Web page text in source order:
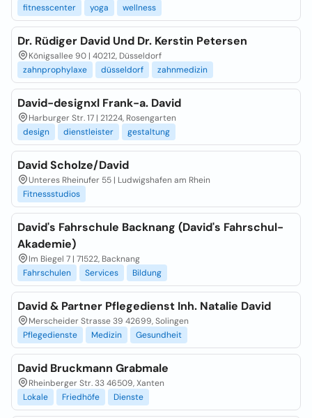
fitnesscenter
yoga wellness
Dr. Rüdiger David Und Dr. Kerstin Petersen
Königsallee 90 | 40212, Düsseldorf
zahnprophylaxe
düsseldorf zahnmedizin
David-designxl Frank-a. David
Harburger Str. 17 | 21224, Rosengarten
design
dienstleister gestaltung
David Scholze/David
Unteres Rheinufer 55 | Ludwigshafen am Rhein
Fitnessstudios
David's Fahrschule Backnang (David's Fahrschul-
Akademie)
Im Biegel 7 | 71522, Backnang
Fahrschulen
Services Bildung
David & Partner Pflegedienst Inh. Natalie David
Merscheider Strasse 39 42699, Solingen
Pflegedienste
Medizin Gesundheit
David Bruckmann Grabmale
Rheinberger Str. 33 46509, Xanten
Lokale
Friedhöfe Dienste